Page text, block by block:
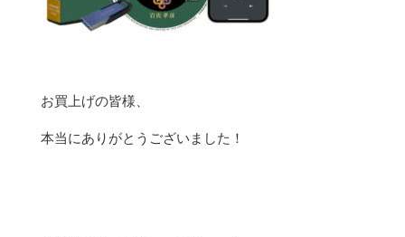
お買上げの皆様、
本当にありがとうございました！